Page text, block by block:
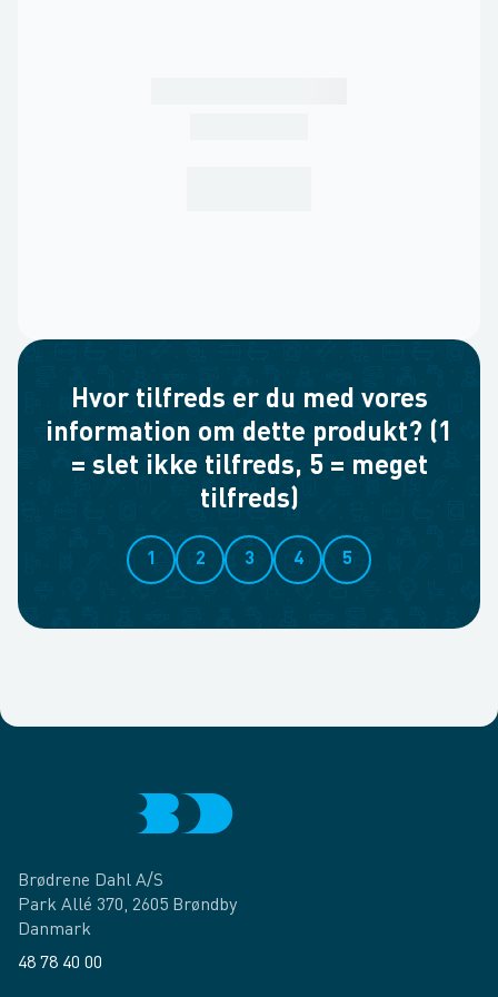
Hvor tilfreds er du med vores
information om dette produkt? (1
= slet ikke tilfreds, 5 = meget
tilfreds)
1 2 3 4 5
Brødrene Dahl A/S
Park Allé 370, 2605 Brøndby
Danmark
48 78 40 00